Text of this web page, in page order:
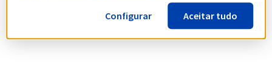
Configurar
Aceitar tudo